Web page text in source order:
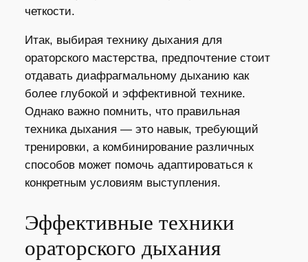
четкости.
Итак, выбирая технику дыхания для
ораторского мастерства, предпочтение стоит
отдавать диафрагмальному дыханию как
более глубокой и эффективной технике.
Однако важно помнить, что правильная
техника дыхания — это навык, требующий
тренировки, а комбинирование различных
способов может помочь адаптироваться к
конкретным условиям выступления.
Эффективные техники
ораторского дыхания